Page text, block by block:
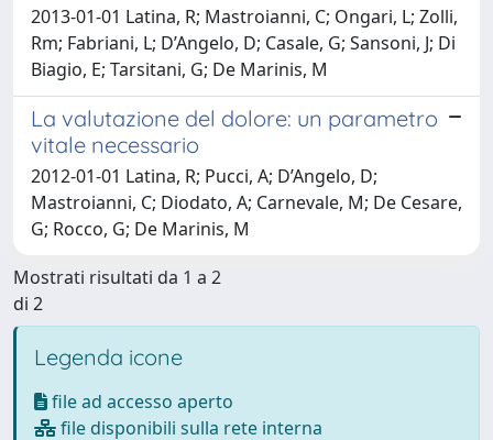
2013-01-01 Latina, R; Mastroianni, C; Ongari, L; Zolli,
Rm; Fabriani, L; D’Angelo, D; Casale, G; Sansoni, J; Di
Biagio, E; Tarsitani, G; De Marinis, M
La valutazione del dolore: un parametro
vitale necessario
2012-01-01 Latina, R; Pucci, A; D’Angelo, D;
Mastroianni, C; Diodato, A; Carnevale, M; De Cesare,
G; Rocco, G; De Marinis, M
Mostrati risultati da 1 a 2
di 2
Legenda icone
file ad accesso aperto
file disponibili sulla rete interna